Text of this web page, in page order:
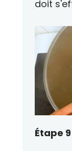
doit
Étape 9